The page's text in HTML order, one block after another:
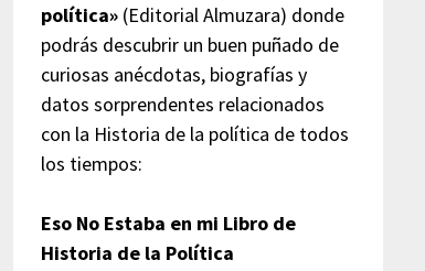
política»(Editorial Almuzara) donde
podrás descubrir un buen puñado de
curiosas anécdotas, biografías y
datos sorprendentes relacionados
con la Historia de la política de todos
los tiempos:
Eso No Estaba en mi Libro de
Historia de la Política